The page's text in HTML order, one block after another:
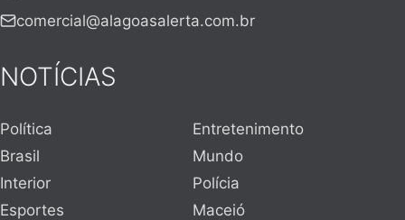
comercial@alagoasalerta.com.br
NOTÍCIAS
Política
Entretenimento
Brasil
Mundo
Interior
Polícia
Esportes
Maceió